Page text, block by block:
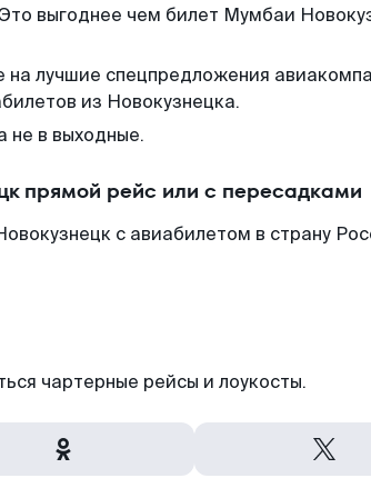
выгоднее чем билет Мумбаи
лучшие спецпредложения
из Новокузнецка.
не в выходные.
прямой рейс или с пересадками
с авиабилетом в страну
чартерные рейсы и лоукосты.